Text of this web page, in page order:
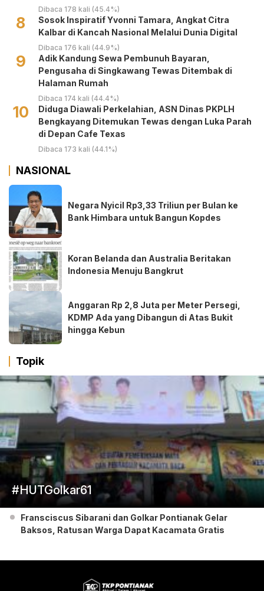
Masyarakat
Dibaca 178 kali (45.4%)
8
‎Sosok Inspiratif Yvonni Tamara, Angkat Citra
Kalbar di Kancah Nasional Melalui Dunia Digital ‎
Dibaca 176 kali (44.9%)
9
Adik Kandung Sewa Pembunuh Bayaran,
Pengusaha di Singkawang Tewas Ditembak di
Halaman Rumah
Dibaca 174 kali (44.4%)
10
Diduga Diawali Perkelahian, ASN Dinas PKPLH
Bengkayang Ditemukan Tewas dengan Luka Parah
di Depan Cafe Texas
Dibaca 173 kali (44.1%)
NASIONAL
Negara Nyicil Rp3,33 Triliun per Bulan ke
Bank Himbara untuk Bangun Kopdes
Koran Belanda dan Australia Beritakan
Indonesia Menuju Bangkrut
Anggaran Rp 2,8 Juta per Meter Persegi,
KDMP Ada yang Dibangun di Atas Bukit
hingga Kebun
Topik
#HUTGolkar61
Fransciscus Sibarani dan Golkar Pontianak Gelar
Baksos, Ratusan Warga Dapat Kacamata Gratis